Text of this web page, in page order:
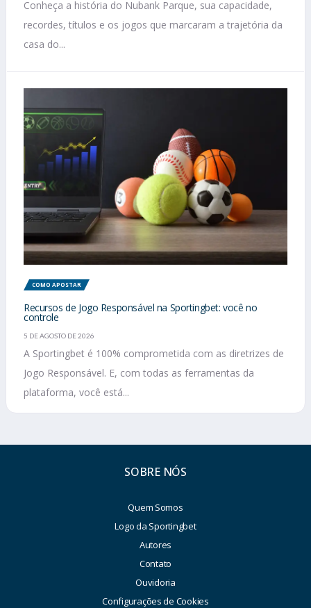
Conheça a história do Nubank Parque, sua capacidade,
recordes, títulos e os jogos que marcaram a trajetória da
casa do...
COMO APOSTAR
Recursos de Jogo Responsável na Sportingbet: você no
controle
5 DE AGOSTO DE 2026
A Sportingbet é 100% comprometida com as diretrizes de
Jogo Responsável. E, com todas as ferramentas da
plataforma, você está...
SOBRE NÓS
Quem Somos
Logo da Sportingbet
Autores
Contato
Ouvidoria
Configurações de Cookies